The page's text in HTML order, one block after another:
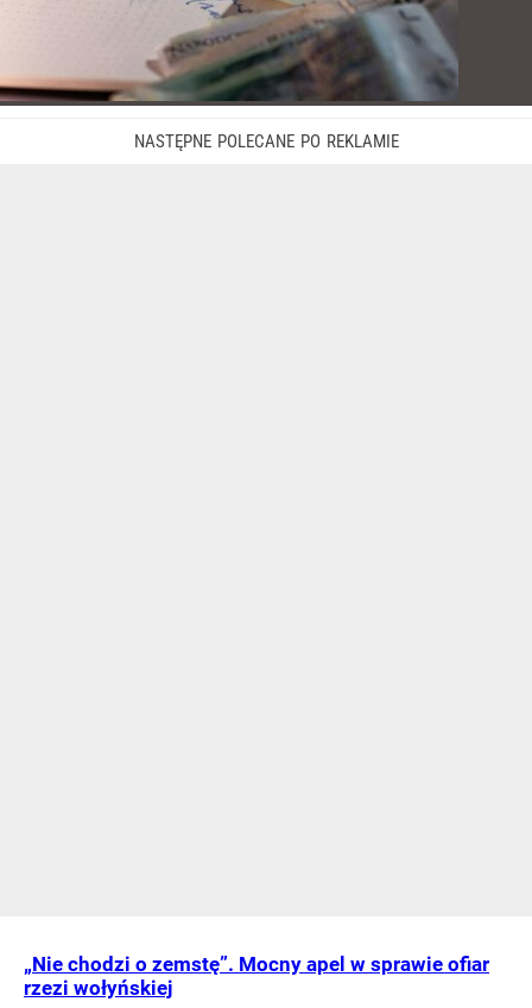
„Nie chodzi o zemstę”. Mocny apel w sprawie ofiar
rzezi wołyńskiej